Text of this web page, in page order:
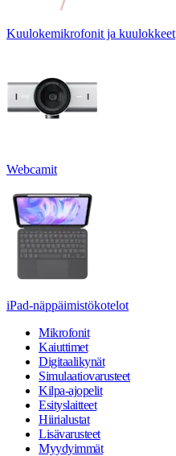
Kuulokemikrofonit ja kuulokkeet
Webcamit
iPad-näppäimistökotelot
Mikrofonit
Kaiuttimet
Digitaalikynät
Simulaatiovarusteet
Kilpa-ajopelit
Esityslaitteet
Hiirialustat
Lisävarusteet
Myydyimmät